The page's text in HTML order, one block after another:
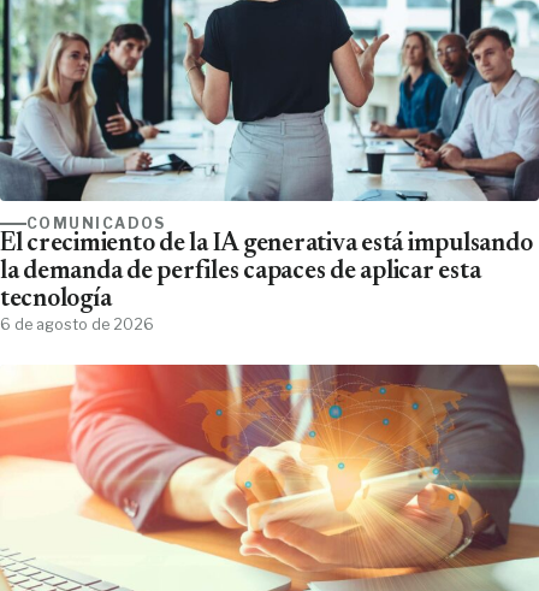
COMUNICADOS
El crecimiento de la IA generativa está impulsando
la demanda de perfiles capaces de aplicar esta
tecnología
6 de agosto de 2026